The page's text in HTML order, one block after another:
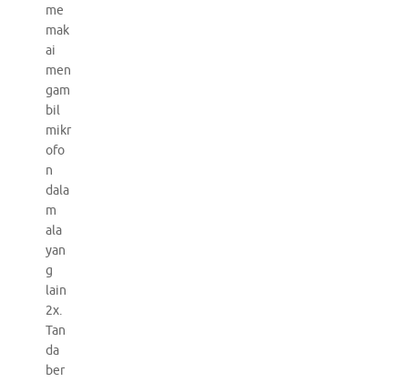
me
mak
ai
men
gam
bil
mikr
ofo
n
dala
m
ala
yan
g
lain
2x.
Tan
da
ber